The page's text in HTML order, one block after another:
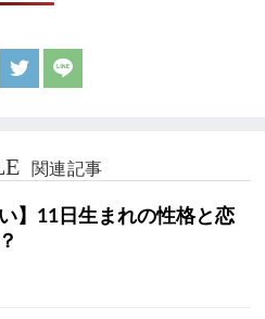
関連記事
】11日生まれの性格と恋